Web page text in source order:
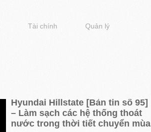
Tài chính Quản lý
Hyundai Hillstate [Bản tin số 95]
– Làm sạch các hệ thống thoát
nước trong thời tiết chuyển mùa